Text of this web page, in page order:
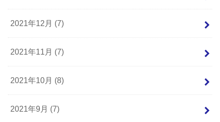
2021年12月 (7)
2021年11月 (7)
2021年10月 (8)
2021年9月 (7)